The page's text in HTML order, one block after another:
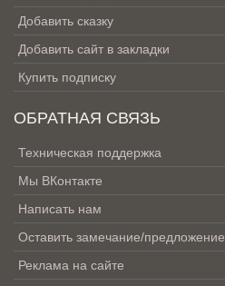
Добавить сказку
Добавить сайт в закладки
Купить подписку
ОБРАТНАЯ СВЯЗЬ
Техническая поддержка
Мы ВКонтакте
Написать нам
Оставить замечание/предложение
Реклама на сайте